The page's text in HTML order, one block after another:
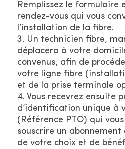
Remplissez le formulaire
rendez-vous qui vous
l’installation de la fibre.
Un technicien fibre,
déplacera à votre
convenus, afin de
votre ligne fibre
et de la prise terminale
Vous recevrez ensuite
d’identification unique à
(Référence PTO) qui
souscrire un
de votre choix et de